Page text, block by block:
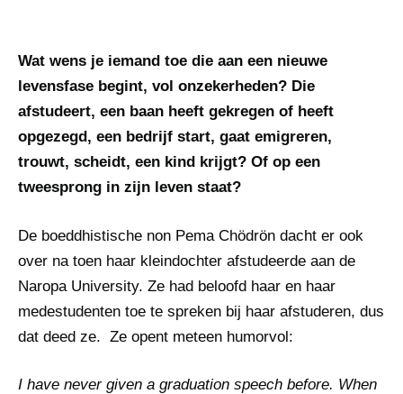
Wat wens je iemand toe die aan een nieuwe
levensfase begint, vol onzekerheden? Die
afstudeert, een baan heeft gekregen of heeft
opgezegd, een bedrijf start, gaat emigreren,
trouwt, scheidt, een kind krijgt? Of op een
tweesprong in zijn leven staat?
De boeddhistische non Pema Chödrön dacht er ook
over na toen haar kleindochter afstudeerde aan de
Naropa University. Ze had beloofd haar en haar
medestudenten toe te spreken bij haar afstuderen, dus
dat deed ze. Ze opent meteen humorvol:
I have never given a graduation speech before. When